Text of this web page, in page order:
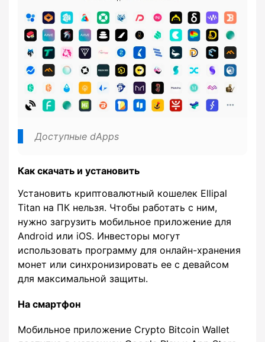
Доступные dApps
Как скачать и установить
Установить криптовалютный кошелек Ellipal
Titan на ПК нельзя. Чтобы работать с ним,
нужно загрузить мобильное приложение для
Android или iOS. Инвесторы могут
использовать программу для онлайн-хранения
монет или синхронизировать ее с девайсом
для максимальной защиты.
На смартфон
Мобильное приложение Crypto Bitcoin Wallet